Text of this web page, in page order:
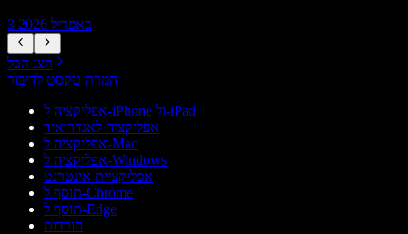
3 באפריל 2026
הצג הכל
המרת טקסט לדיבור
אפליקציה ל-iPhone ול-iPad
אפליקציה לאנדרואיד
אפליקציה ל-Mac
אפליקציה ל-Windows
אפליקציית אינטרנט
תוסף ל-Chrome
תוסף ל-Edge
הורדות